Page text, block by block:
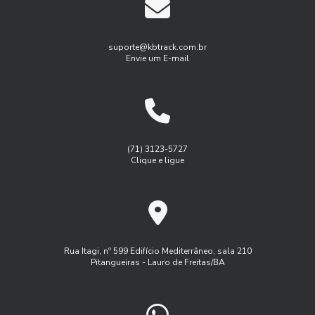
Benefícios do Rastreamento e Monitoramento de Frotas
para Otimizar a Gestão do Seu Negócio
Benefícios do Serviço de Rastreamento Veicular
Como a Administração de Frota Pode Transformar a
Como a Administração de Frota Transforma a Logística
Como a Gestão de Frota Rastreando Veículos Pode
Gestão de frota de veículos leves
Gestão de frotas para pequenas empresas
Gestão de manutenção de frota de veiulos
Gest茫o de frota inteligente
Monitoramento de frota sistema
Programa de manutenção de frota
suporte@kbtrack.com.br
Envie um E-mail
(71) 3123-5727
Clique e ligue
Rua Itagi, nº 599 Edifício Mediterrâneo, sala 210
Pitangueiras - Lauro de Freitas/BA